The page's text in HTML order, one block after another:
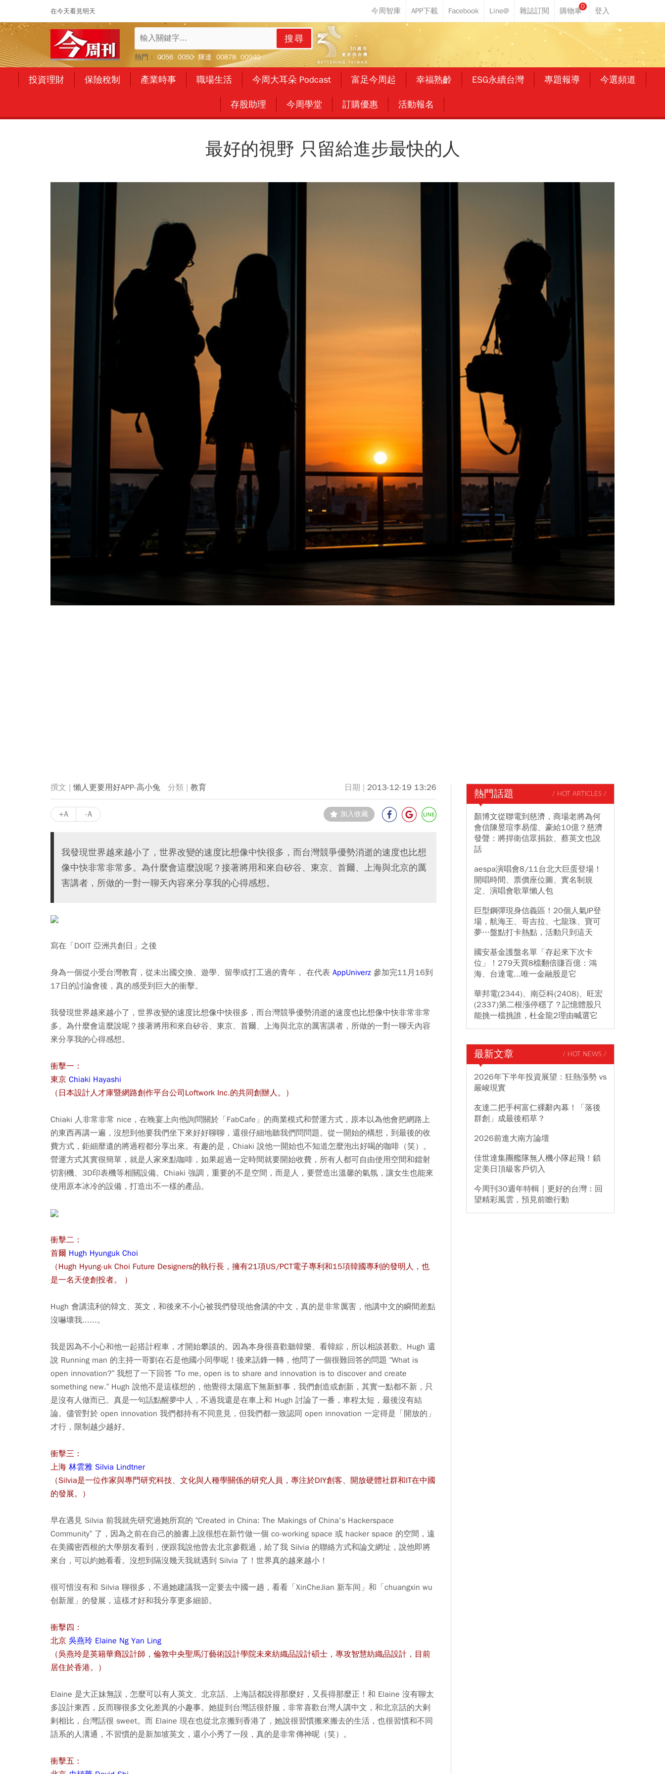
在今天看見明天
0
搜尋
熱門： 0056 0050 輝達 00878 00940
投資理財 保險稅制 產業時事 職場生活 今周大耳朵 Podcast 富足今周起 幸福熟齡 ESG永續台灣 專題報導 今選頻道
存股助理 今周學堂 訂購優惠 活動報名
最好的視野 只留給進步最快的人
懶人更要用好APP-高小兔 教育 2013-12-19 13:26
+A -A 加入收藏
我發現世界越來越小了，世界改變的速度比想像中快很多，而台灣競爭優勢消逝的速度也比想
像中快非常非常多。為什麼會這麼說呢？接著將用和來自矽谷、東京、首爾、上海與北京的厲
害講者，所做的一對一聊天內容來分享我的心得感想。
寫在「DOIT 亞洲共創日」之後
身為一個從小受台灣教育，從未出國交換、遊學、留學或打工過的青年， 在代表 AppUniverz 參加完11月16到
17日的討論會後，真的感受到巨大的衝擊。
我發現世界越來越小了，世界改變的速度比想像中快很多，而台灣競爭優勢消逝的速度也比想像中快非常非常
多。為什麼會這麼說呢？接著將用和來自矽谷、東京、首爾、上海與北京的厲害講者，所做的一對一聊天內容
來分享我的心得感想。
衝擊一：
東京 Chiaki Hayashi
（日本設計人才庫暨網路創作平台公司Loftwork Inc.的共同創辦人。）
Chiaki 人非常非常 nice，在晚宴上向他詢問關於「FabCafe」的商業模式和營運方式，原本以為他會把網路上
的東西再講一遍，沒想到他要我們坐下來好好聊聊，還很仔細地聽我們問問題。從一開始的構想，到最後的收
費方式，鉅細靡遺的將過程都分享出來。有趣的是，Chiaki 說他一開始也不知道怎麼泡出好喝的咖啡（笑）。
營運方式其實很簡單，就是人家來點咖啡，如果超過一定時間就要開始收費，所有人都可自由使用空間和鐳射
切割機、3D印表機等相關設備。Chiaki 強調， 重要的不是空間，而是人 ，要營造出溫馨的氣氛，讓女生也能來
使用原本冰冷的設備，打造出不一樣的產品。
衝擊二：
首爾 Hugh Hyunguk Choi
（Hugh Hyung-uk Choi Future Designers的執行長，擁有21項US/PCT電子專利和15項韓國專利的發明人，也
是一名天使創投者。 ）
Hugh 會講流利的韓文、英文，和後來不小心被我們發現他會講的中文，真的是非常厲害，他講中文的瞬間差點
沒嚇壞我......。
我是因為不小心和他一起搭計程車，才開始攀談的。因為本身很喜歡聽韓樂、看韓綜，所以相談甚歡。Hugh 還
說 Running man 的主持一哥劉在石是他國小同學呢！後來話鋒一轉，他問了一個很難回答的問題 “What is
open innovation?” 我想了一下回答 “To me, open is to share and innovation is to discover and create
something new.” Hugh 說他不是這樣想的，他覺得太陽底下無新鮮事， 我們創造或創新，其實一點都不新，只
是沒有人做而已。 真是一句話點醒夢中人，不過我還是在車上和 Hugh 討論了一番，車程太短，最後沒有結
論。儘管對於 open innovation 我們都持有不同意見，但我們都一致認同 open innovation 一定得是「開放的」
才行，限制越少越好。
衝擊三：
上海 林雲雅 Silvia Lindtner
（Silvia是一位作家與專門研究科技、文化與人種學關係的研究人員，專注於DIY創客、開放硬體社群和IT在中國
的發展。）
早在遇見 Silvia 前我就先研究過她所寫的 “Created in China: The Makings of China's Hackerspace
Community” 了，因為之前在自己的臉書上說很想在新竹做一個 co-working space 或 hacker space 的空間，遠
在美國密西根的大學朋友看到，便跟我說他曾去北京參觀過，給了我 Silvia 的聯絡方式和論文網址，說他即將
來台，可以約她看看。沒想到隔沒幾天我就遇到 Silvia 了！世界真的越來越小！
很可惜沒有和 Silvia 聊很多，不過她建議我一定要去中國一趟，看看「XinCheJian 新车间」和「chuangxin wu
创新屋」的發展，這樣才好和我分享更多細節。
衝擊四：
北京 吳燕玲 Elaine Ng Yan Ling
（吳燕玲是英籍華裔設計師，倫敦中央聖馬汀藝術設計學院未來紡織品設計碩士，專攻智慧紡織品設計，目前
居住於香港。）
Elaine 是大正妹無誤，怎麼可以有人英文、北京話、上海話都說得那麼好，又長得那麼正！和 Elaine 沒有聊太
多設計東西，反而聊很多文化差異的小趣事。她提到台灣話很舒服，非常喜歡台灣人講中文，和北京話的大剌
剌相比，台灣話很 sweet。而 Elaine 現在也從北京搬到香港了，她說很習慣搬來搬去的生活，也很習慣和不同
語系的人溝通，不習慣的是新加坡英文，還小小秀了一段，真的是非常傳神呢（笑）。
衝擊五：
熱門話題 / HOT ARTICLES /
顏博文從聯電到慈濟，商場老將為何
會信陳昱瑄李易儒、豪給10億？慈濟
發聲：將捍衛信眾捐款、蔡英文也說
話
aespa演唱會8/11台北大巨蛋登場！
開唱時間、票價座位圖、實名制規
定、演唱會歌單懶人包
巨型鋼彈現身信義區！20個人氣IP登
場，航海王、哥吉拉、七龍珠、寶可
夢…盤點打卡熱點，活動只到這天
國安基金護盤名單「存起來下次卡
位」！279天買8檔翻倍賺百億：鴻
海、台達電...唯一金融股是它
華邦電(2344)、南亞科(2408)、旺宏
(2337)第二根漲停穩了？記憶體股只
能挑一檔挑誰，杜金龍2理由喊選它
最新文章 / HOT NEWS /
2026年下半年投資展望：狂熱漲勢 vs
嚴峻現實
友達二把手柯富仁裸辭內幕！「落後
群創」成最後稻草？
2026前進大南方論壇
佳世達集團艦隊無人機小隊起飛！鎖
定美日頂級客戶切入
今周刊30週年特輯｜更好的台灣：回
望精彩風雲，預見前瞻行動